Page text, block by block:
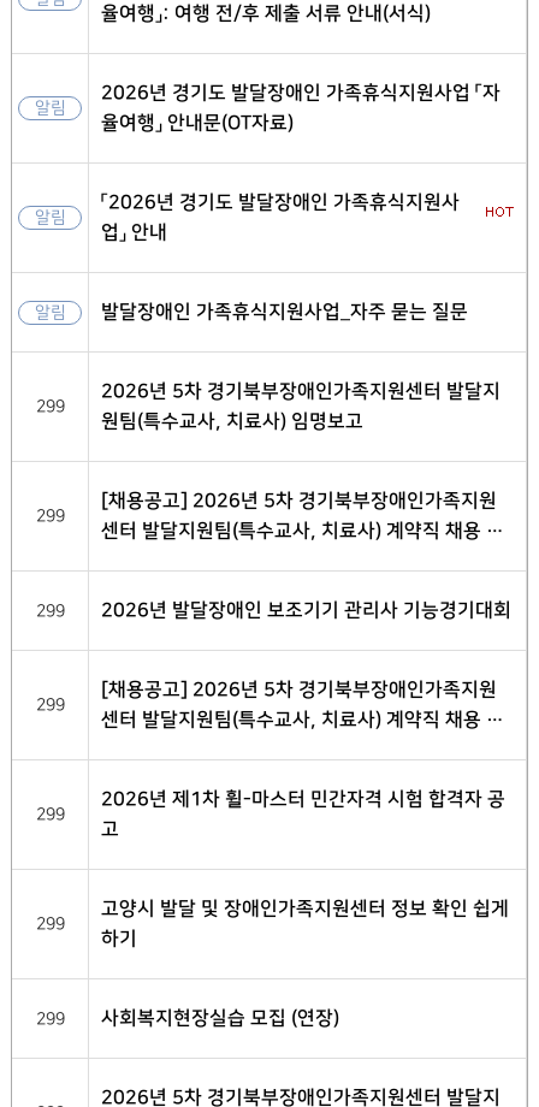
율여행」: 여행 전/후 제출 서류 안내(서식)
알림
2026년 경기도 발달장애인 가족휴식지원사업 「자
율여행」 안내문(OT자료)
알림
「2026년 경기도 발달장애인 가족휴식지원사
업」 안내
알림 발달장애인 가족휴식지원사업_자주 묻는 질문
299
2026년 5차 경기북부장애인가족지원센터 발달지
원팀(특수교사, 치료사) 임명보고
299
[채용공고] 2026년 5차 경기북부장애인가족지원
센터 발달지원팀(특수교사, 치료사) 계약직 채용 최
299 2026년 발달장애인 보조기기 관리사 기능경기대회
299
[채용공고] 2026년 5차 경기북부장애인가족지원
센터 발달지원팀(특수교사, 치료사) 계약직 채용 서
299
2026년 제1차 휠-마스터 민간자격 시험 합격자 공
고
299
고양시 발달 및 장애인가족지원센터 정보 확인 쉽게
하기
299 사회복지현장실습 모집 (연장)
2026년 5차 경기북부장애인가족지원센터 발달지